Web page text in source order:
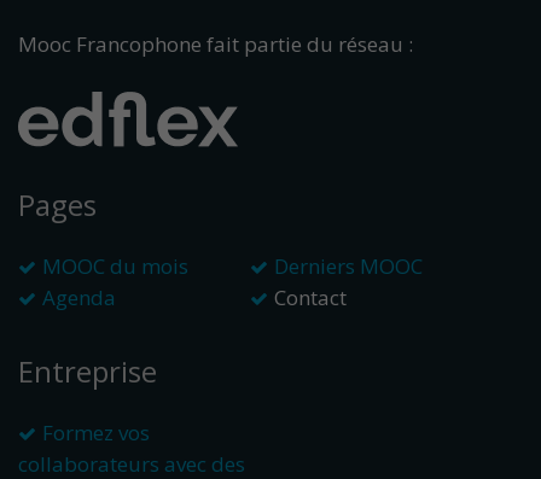
Mooc Francophone fait partie du réseau :
Pages
MOOC du mois
Derniers MOOC
Agenda
Contact
Entreprise
Formez vos
collaborateurs avec des